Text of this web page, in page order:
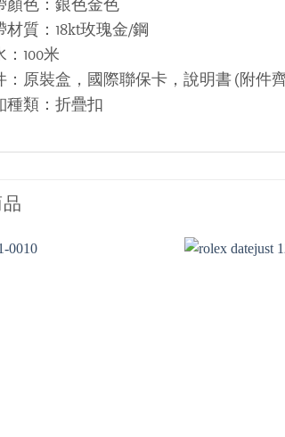
顏色：銀色金色
材質：18kt玫瑰金/鋼
：100米
：原裝盒，國際聯保卡，說明書 (附件
種類：折疊扣